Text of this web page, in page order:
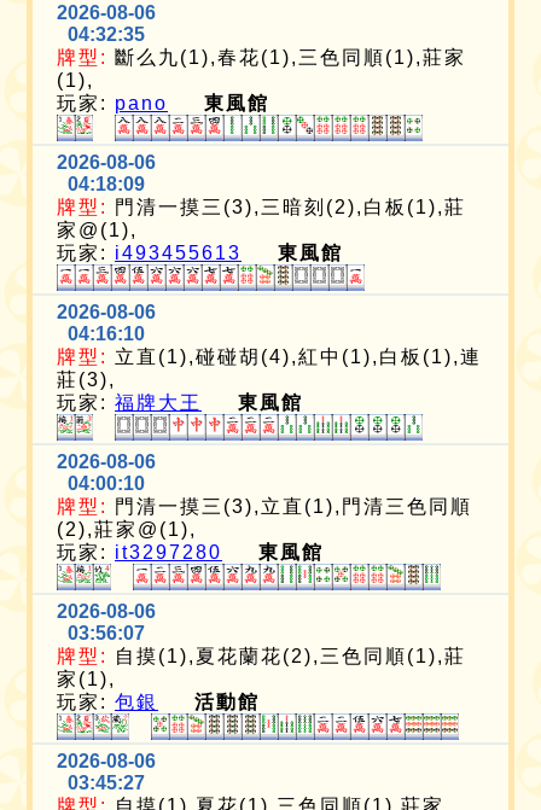
2026-08-06
04:32:35
牌型: 斷么九(1),春花(1),三色同順(1),莊家
(1),
玩家: pano 東風館
2026-08-06
04:18:09
牌型:
門清一摸三(3),三暗刻(2),白板(1),莊
家@(1),
玩家: i493455613 東風館
2026-08-06
04:16:10
牌型: 立直(1),碰碰胡(4),紅中(1),白板(1),連
莊(3),
玩家:福牌大王 東風館
2026-08-06
04:00:10
牌型:
門清一摸三(3),立直(1),門清三色同順
(2),莊家@(1),
玩家: it3297280 東風館
2026-08-06
03:56:07
牌型:
自摸(1),夏花蘭花(2),三色同順(1),莊
家(1),
玩家:包銀 活動館
2026-08-06
03:45:27
牌型:
自摸(1),夏花(1),三色同順(1),莊家